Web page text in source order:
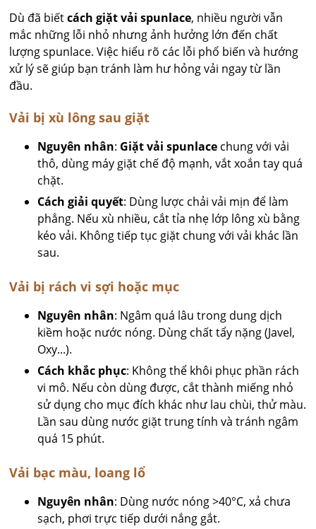
Dù đã biếtcách giặt vải spunlace, nhiều người vẫn
mắc những lỗi nhỏ nhưng ảnh hưởng lớn đến chất
lượng spunlace. Việc hiểu rõ các lỗi phổ biến và hướng
xử lý sẽ giúp bạn tránh làm hư hỏng vải ngay từ lần
đầu.
Vải bị xù lông sau giặt
Nguyên nhân: Giặt vải spunlace chung với vải
thô, dùng máy giặt chế độ mạnh, vắt xoắn tay quá
chặt.
Cách giải quyết: Dùng lược chải vải mịn để làm
phẳng. Nếu xù nhiều, cắt tỉa nhẹ lớp lông xù bằng
kéo vải. Không tiếp tục giặt chung với vải khác lần
sau.
Vải bị rách vi sợi hoặc mục
Nguyên nhân: Ngâm quá lâu trong dung dịch
kiềm hoặc nước nóng. Dùng chất tẩy nặng (Javel,
Oxy...).
Cách khắc phục: Không thể khôi phục phần rách
vi mô. Nếu còn dùng được, cắt thành miếng nhỏ
sử dụng cho mục đích khác như lau chùi, thử màu.
Lần sau dùng nước giặt trung tính và tránh ngâm
quá 15 phút.
Vải bạc màu, loang lổ
Nguyên nhân: Dùng nước nóng >40°C, xả chưa
sạch, phơi trực tiếp dưới nắng gắt.